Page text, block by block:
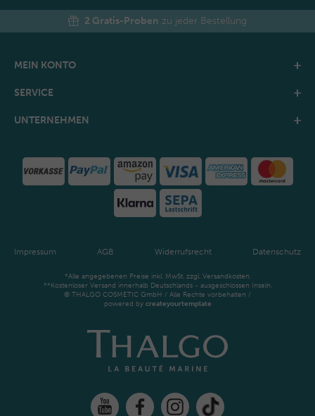
2 Gratis-Proben zu jeder Bestellung
MEIN KONTO
SERVICE
UNTERNEHMEN
Impressum AGB Widerrufsrecht Datenschutz
*Alle angegebenen Preise inkl. MwSt. zzgl. Versandkosten.
**Kostenloser Versand innerhalb Deutschlands - ausgeschlossen Inseln.
© THALGO COSMETIC GmbH / Alle Rechte vorbehalten /
powered by createyourtemplate